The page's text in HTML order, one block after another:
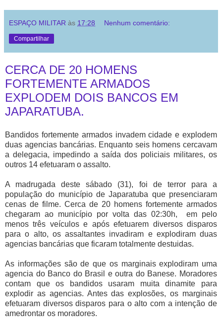
ESPAÇO MILITAR às 17:28 Nenhum comentário:
Compartilhar
CERCA DE 20 HOMENS
FORTEMENTE ARMADOS
EXPLODEM DOIS BANCOS EM
JAPARATUBA.
Bandidos fortemente armados invadem cidade e explodem
duas agencias bancárias. Enquanto seis homens cercavam
a delegacia, impedindo a saída dos policiais militares, os
outros 14 efetuaram o assalto.
A madrugada deste sábado (31), foi de terror para a
população do município de Japaratuba que presenciaram
cenas de filme. Cerca de 20 homens fortemente armados
chegaram ao município por volta das 02:30h, em pelo
menos três veículos e após efetuarem diversos disparos
para o alto, os assaltantes invadiram e explodiram duas
agencias bancárias que ficaram totalmente destuidas.
As informações são de que os marginais explodiram uma
agencia do Banco do Brasil e outra do Banese. Moradores
contam que os bandidos usaram muita dinamite para
explodir as agencias. Antes das explosões, os marginais
efetuaram diversos disparos para o alto com a intenção de
amedrontar os moradores.